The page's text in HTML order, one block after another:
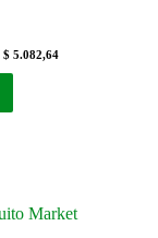
$ 5.082,64